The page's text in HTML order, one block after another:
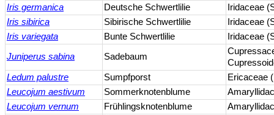
Iris germanica
Deutsche Schwertlilie
Iridaceae
Iris sibirica
Sibirische Schwertlilie
Iridaceae
Iris variegata
Bunte Schwertlilie Iridaceae
Juniperus sabina Sadebaum
Ledum palustre
Sumpfporst
Ericaceae
Leucojum aestivum
Sommerknotenblume
Leucojum vernum
Frühlingsknotenblume